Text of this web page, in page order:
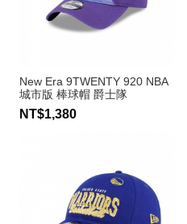
New Era 9TWENTY 920 NBA
城市版 棒球帽 爵士隊
NT$1,380